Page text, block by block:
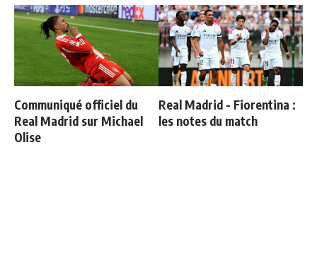
Communiqué officiel du
Real Madrid sur Michael
Olise
Real Madrid - Fiorentina :
les notes du match